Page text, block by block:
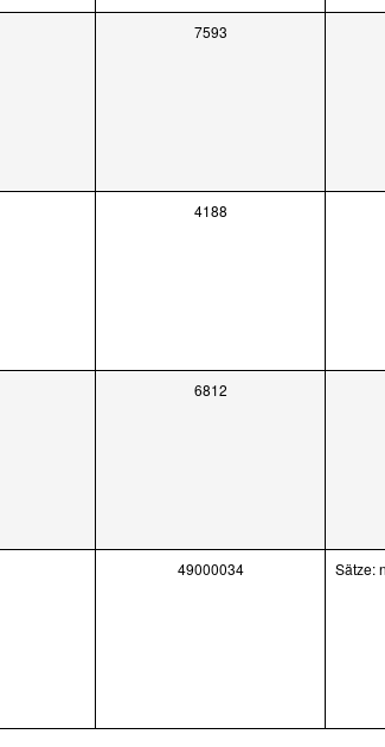
7593
4188
6812
49000034 Sätze: